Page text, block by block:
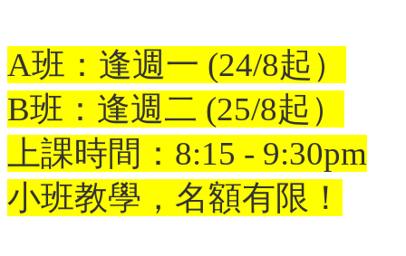
A班：逢週一 (24/8起）
B班：逢週二 (25/8起）
上課時間：8:15 - 9:30pm
小班教學，名額有限！